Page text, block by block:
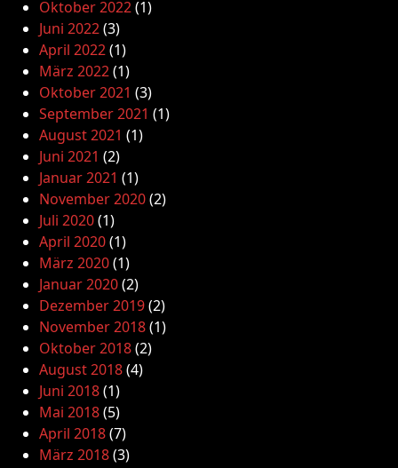
Oktober 2022(1)
Juni 2022(3)
April 2022(1)
März 2022(1)
Oktober 2021 (3)
September 2021 (1)
August 2021 (1)
Juni 2021 (2)
Januar 2021 (1)
November 2020(2)
Juli 2020(1)
April 2020(1)
März 2020(1)
Januar 2020(2)
Dezember 2019(2)
November 2018(1)
Oktober 2018(2)
August 2018(4)
Juni 2018(1)
Mai 2018(5)
April 2018(7)
März 2018(3)